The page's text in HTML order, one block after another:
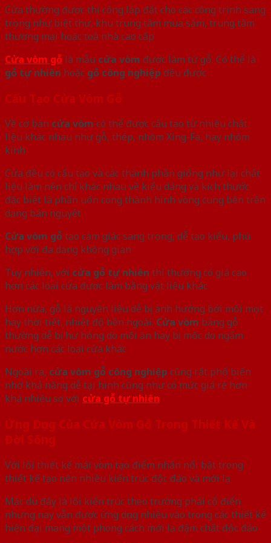
Cửa thường được thi công lắp đặt cho các công trình sang
trọng như biệt thự, khu trung tâm mua sắm, trung tâm
thương mại hoặc toà nhà cao cấp
Cửa vòm gỗ là mẫu cửa vòm được làm từ gỗ. Có thể là
gỗ tự nhiên hoặc gỗ công nghiệp đều được
Cấu Tạo Cửa Vòm Gỗ
Về cơ bản cửa vòm có thể được cấu tạo từ nhiều chất
liệu khác nhau như gỗ, thép, nhôm Xing-Fa, hay nhôm
kính
Cửa đều có cấu tạo và các thành phần giống như lại chất
liệu làm nên chỉ khác nhau về kiểu dáng và kích thước
đặc biệt là phần uốn cong thành hình vòng cung bên trên
dạng bán nguyệt
Cửa vòm gỗ tạo cảm giác sang trọng, dễ tạo kiểu, phù
hợp với đa dạng không gian
Tuy nhiên, với cửa gỗ tự nhiên thì thường có giá cao
hơn các loại cửa được làm bằng vật liệu khác
Hơn nữa, gỗ là nguyên liệu dễ bị ảnh hưởng bởi mối mọt
hay thời tiết, nhiệt độ bên ngoài. Cửa vòm bằng gỗ
thường dễ bị hư hỏng do mối ăn hay bị mốc do ngấm
nước hơn các loại cửa khác
Ngoài ra, cửa vòm gỗ công nghiệp cũng rất phổ biến
nhờ khả năng dễ tại hình cũng như có mức giá rẻ hơn
khá nhiều so với cửa gỗ tự nhiên
Ứng Dụng Của Cửa Vòm Gỗ Trong Thiết Kế Và
Đời Sống
Với lối thiết kế mái vòm tạo điểm nhấn nổi bật trong
thiết kế tạo nên nhiều kiến trúc độc đáo và mới lạ
Mặc dù đây là lối kiến trúc theo trường phái cổ điển
nhưng nay vẫn được ứng dụng nhiều vào trong các thiết kế
hiện đại mang một phong cách mới lạ đậm chất độc đáo